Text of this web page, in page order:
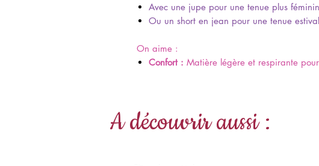
Avec une jupe pour une tenue plus
Ou un short en jean pour une tenue
On aime :
Confort : Matière légère et respirante
A découvrir aussi :